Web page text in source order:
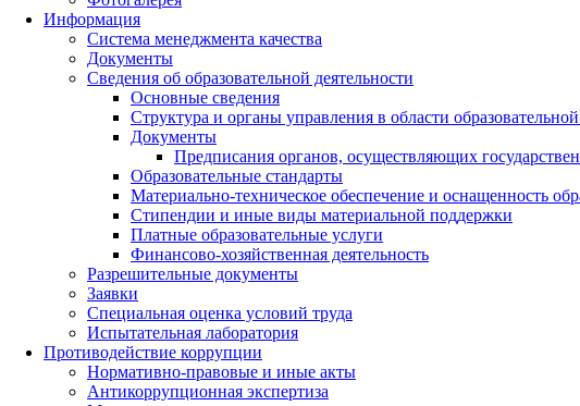
Информация
Система менеджмента качества
Документы
Сведения об образовательной деятельности
Основные сведения
Структура и органы управления в области образовательной
Документы
Предписания органов, осуществляющих
Образовательные стандарты
Материально-техническое обеспечение и оснащенность
Стипендии и иные виды материальной поддержки
Платные образовательные услуги
Финансово-хозяйственная деятельность
Разрешительные документы
Заявки
Специальная оценка условий труда
Испытательная лаборатория
Противодействие коррупции
Нормативно-правовые и иные акты
Антикоррупционная экспертиза